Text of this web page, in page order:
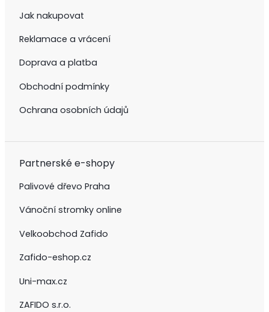
Jak nakupovat
Reklamace a vrácení
Doprava a platba
Obchodní podmínky
Ochrana osobních údajů
Partnerské e-shopy
Palivové dřevo Praha
Vánoční stromky online
Velkoobchod Zafido
Zafido-eshop.cz
Uni-max.cz
ZAFIDO s.r.o.